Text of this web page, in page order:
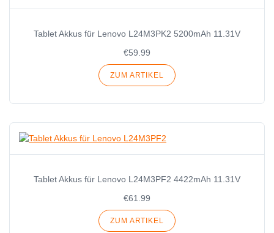
Tablet Akkus für Lenovo L24M3PK2 5200mAh 11.31V
€59.99
ZUM ARTIKEL
Tablet Akkus für Lenovo L24M3PF2 4422mAh 11.31V
€61.99
ZUM ARTIKEL